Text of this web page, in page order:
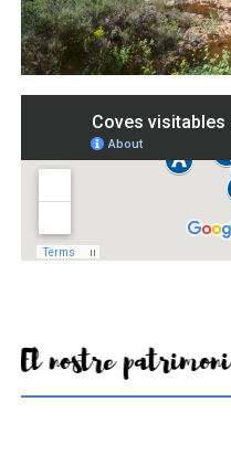
El nostre patrimoni